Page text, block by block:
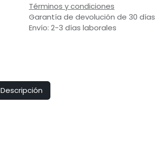
Términos y condiciones
Garantía de devolución de 30 días
Envío: 2-3 días laborales
Descripción